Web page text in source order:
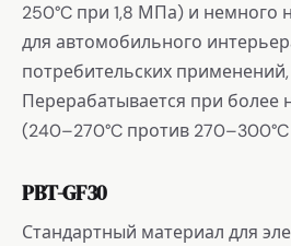
250°C при 1,8 МПа) и немного
для автомобильного
потребительских применений,
Перерабатывается при более
(240–270°C против
PBT-GF30
Стандартный материал для